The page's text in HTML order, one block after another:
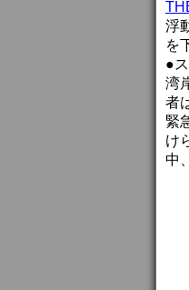
浮
を
●
湾
者
緊
け
中